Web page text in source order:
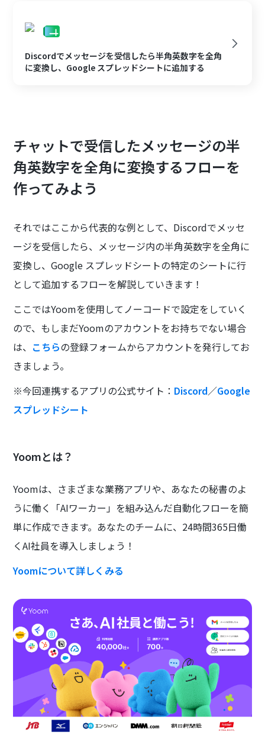
Discordでメッセージを受信したら半角英数字を全角
に変換し、Google スプレッドシートに追加する
チャットで受信したメッセージの半
角英数字を全角に変換するフローを
作ってみよう
それではここから代表的な例として、Discordでメッセ
ージを受信したら、メッセージ内の半角英数字を全角に
変換し、Google スプレッドシートの特定のシートに行
として追加するフローを解説していきます！
ここではYoomを使用してノーコードで設定をしていく
ので、もしまだYoomのアカウントをお持ちでない場合
は、 こちらの登録フォームからアカウントを発行してお
きましょう。
※今回連携するアプリの公式サイト： Discord／Google
スプレッドシート
Yoomとは？
Yoomは、さまざまな業務アプリや、あなたの秘書のよ
うに働く「AIワーカー」を組み込んだ自動化フローを簡
単に作成できます。あなたのチームに、24時間365日働
くAI社員を導入しましょう！
Yoomについて詳しくみる